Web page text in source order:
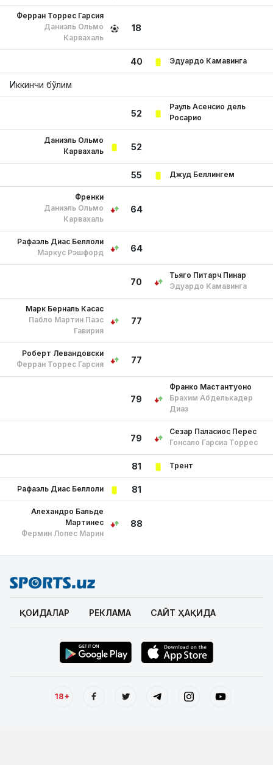
18
Ферран Торрес Гарсия
Даниэль Ольмо
Карвахаль
40 Эдуардо Камавинга
Иккинчи бўлим
52
Рауль Асенсио дель
Росарио
52
Даниэль Ольмо
Карвахаль
55 Джуд Беллингем
64
Френки
Даниэль Ольмо
Карвахаль
64
Рафаэль Диас Беллоли
Маркус Рэшфорд
70
Тьяго Питарч Пинар
Эдуардо Камавинга
77
Марк Берналь Касас
Пабло Мартин Паэс
Гавирия
77
Роберт Левандовски
Ферран Торрес Гарсия
79
Франко Мастантуоно
Брахим Абделькадер
Диаз
79
Сезар Паласиос Перес
Гонсало Гарсиа Торрес
81 Трент
81
Рафаэль Диас Беллоли
88
Алехандро Бальде
Мартинес
Фермин Лопес Марин
ҚОИДАЛАР РЕКЛАМА САЙТ ҲАҚИДА
18+